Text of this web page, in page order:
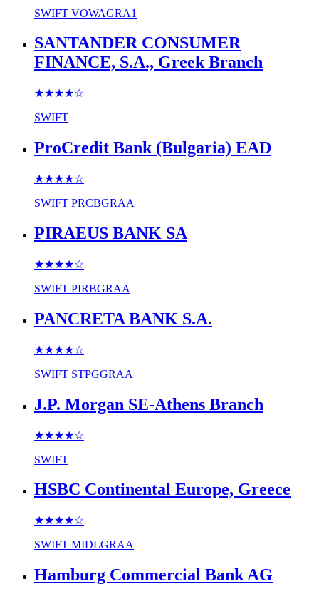
SWIFT VOWAGRA1
SANTANDER CONSUMER
FINANCE, S.A., Greek Branch
★★★★☆
SWIFT
ProCredit Bank (Bulgaria) EAD
★★★★☆
SWIFT PRCBGRAA
PIRAEUS BANK SA
★★★★☆
SWIFT PIRBGRAA
PANCRETA BANK S.A.
★★★★☆
SWIFT STPGGRAA
J.P. Morgan SE-Athens Branch
★★★★☆
SWIFT
HSBC Continental Europe, Greece
★★★★☆
SWIFT MIDLGRAA
Hamburg Commercial Bank AG